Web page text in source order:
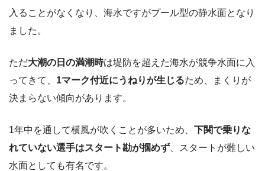
入ることがなくなり、海水ですがプール型の静水面となり
ました。
ただ大潮の日の満潮時は堤防を超えた海水が競争水面に入
ってきて、 1マーク付近にうねりが生じるため、まくりが
決まらない傾向があります。
1年中を通して横風が吹くことが多いため、 下関で乗りな
れていない選手はスタート勘が掴めず 、スタートが難しい
水面としても有名です。